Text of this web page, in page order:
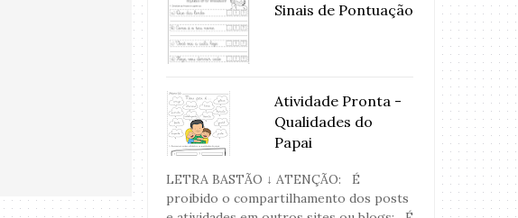
Sinais de Pontuação
Atividade Pronta -
Qualidades do
Papai
LETRA BASTÃO ↓ ATENÇÃO: É
proibido o compartilhamento dos posts